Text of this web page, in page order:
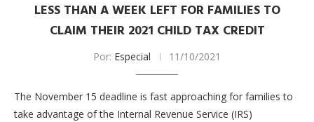
LESS THAN A WEEK LEFT FOR FAMILIES TO
CLAIM THEIR 2021 CHILD TAX CREDIT
Por: Especial 11/10/2021
The November 15 deadline is fast approaching for families to
take advantage of the Internal Revenue Service (IRS)